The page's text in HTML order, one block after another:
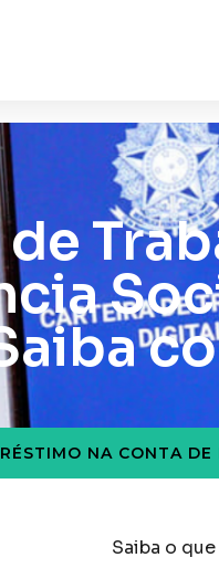
NA CONTA DE
Saiba o